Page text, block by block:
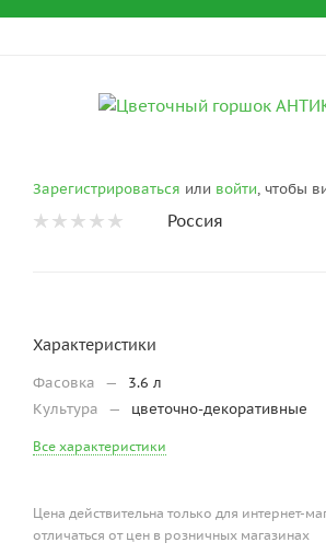
Зарегистрироваться или войти, чтобы
Россия
Характеристики
Фасовка —
3.6 л
Культура
— цветочно-декоративные
Все характеристики
Цена действительна только для интернет-
отличаться от цен в розничных магазинах